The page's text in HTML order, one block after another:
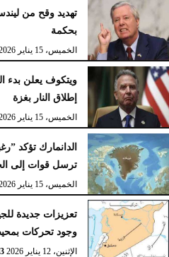
تهديد وقح من
بحكمة
الخميس، 15 يناير 2026
ويتكوف يعلن بدء
إطلاق النار بغزة
الخميس، 15 يناير 2026
الدانمارك تؤكد
ترسل قوات إلى
الخميس، 15 يناير 2026
تعزيزات جديدة
وجود تحركات
الإثنين، 12 يناير 2026